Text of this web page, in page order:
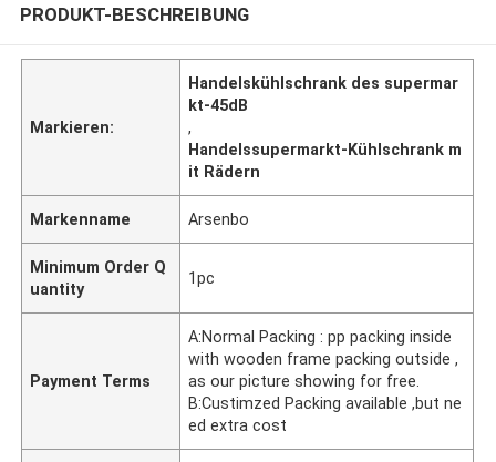
PRODUKT-BESCHREIBUNG
Markieren:
Handelskühlschrank des supermar
kt-45dB
,
Handelssupermarkt-Kühlschrank m
it Rädern
Markenname Arsenbo
Minimum Order Q
uantity
1pc
Payment Terms
A:Normal Packing : pp packing inside
with wooden frame packing outside ,
as our picture showing for free.
B:Custimzed Packing available ,but ne
ed extra cost